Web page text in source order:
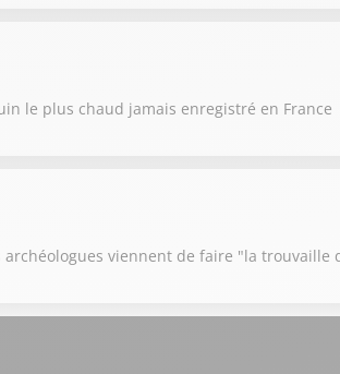
le plus chaud jamais enregistré en France
viennent de faire "la trouvaille